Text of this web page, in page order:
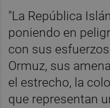
"La República
poniendo en
con sus
Ormuz, sus
el estrecho, la
que representan